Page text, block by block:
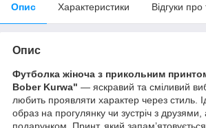
Опис Характеристики Відгуки про
Опис
Футболка жіноча з прикольним
Bober Kurwa" — яскравий та сміливий
любить проявляти характер через стиль.
образ на прогулянку чи зустріч з
подарунком. Принт, який